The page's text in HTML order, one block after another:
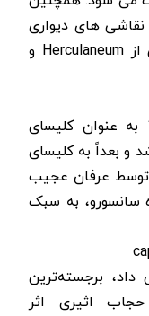
های دیواری
ازHerculaneum و
در سال 1590 به عنوان کلیسای
و بعداً به کلیسای
عرفان عجیب
سانسورو، به سبک
برجسته‌ترین
اثیری اثر